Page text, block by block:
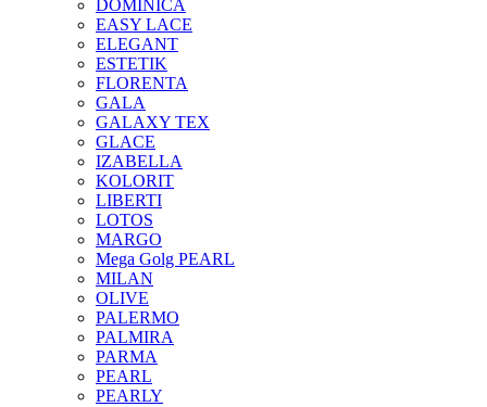
DOMINICA
EASY LACE
ELEGANT
ESTETIK
FLORENTA
GALA
GALAXY TEX
GLACE
IZABELLA
KOLORIT
LIBERTI
LOTOS
MARGO
Mega Golg PEARL
MILAN
OLIVE
PALERMO
PALMIRA
PARMA
PEARL
PEARLY